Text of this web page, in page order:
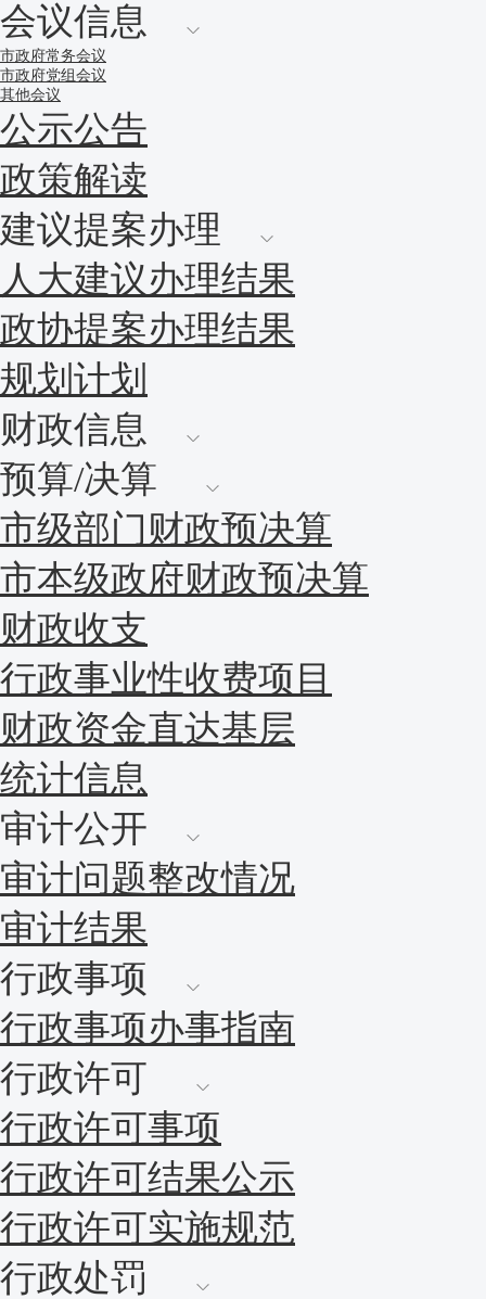
会议信息
市政府常务会议
市政府党组会议
其他会议
公示公告
政策解读
建议提案办理
人大建议办理结果
政协提案办理结果
规划计划
财政信息
预算/决算
市级部门财政预决算
市本级政府财政预决算
财政收支
行政事业性收费项目
财政资金直达基层
统计信息
审计公开
审计问题整改情况
审计结果
行政事项
行政事项办事指南
行政许可
行政许可事项
行政许可结果公示
行政许可实施规范
行政处罚